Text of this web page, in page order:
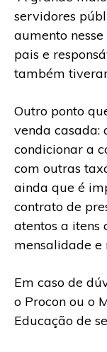
servidores
aumento
pais e
também
Outro ponto
venda casada:
condicionar a
com outras
ainda que é
contrato de
atentos a itens
mensalidade e
Em caso de
o Procon ou o
Educação de